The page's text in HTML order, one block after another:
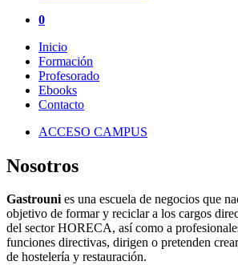
0
Inicio
Formación
Profesorado
Ebooks
Contacto
ACCESO CAMPUS
Nosotros
Gastrounies una escuela de negocios que
objetivo de formar y reciclar a los cargos
del sector HORECA, así como a
funciones directivas, dirigen o pretenden
de hostelería y restauración.